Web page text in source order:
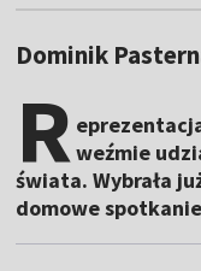
Dominik
Rweźmie
świata. Wybrała
domowe